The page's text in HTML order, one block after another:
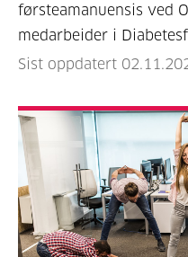
førsteamanuensis ved
medarbeider i
Sist oppdatert